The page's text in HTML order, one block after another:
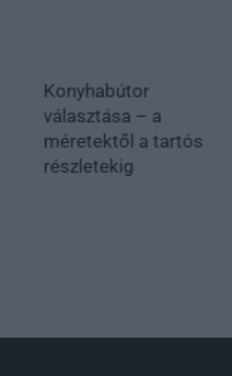
Konyhabútor
választása – a
méretektől a tartós
részletekig